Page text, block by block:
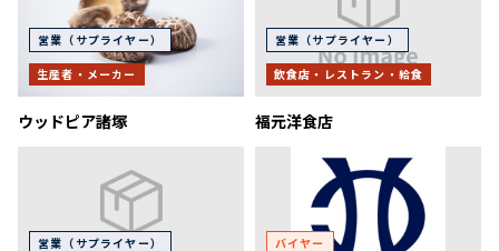
営業（サプライヤー）
生産者・メーカー
ウッドピア諸塚
営業（サプライヤー）
飲食店・レストラン・給食
福元洋食店
営業（サプライヤー） バイヤー